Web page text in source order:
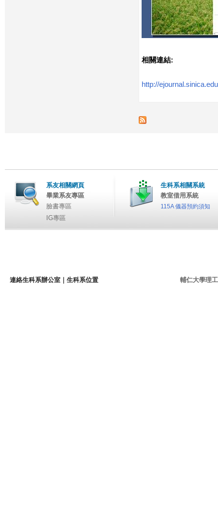
相關連結:
http://
系友相關網頁
畢業系友專區
臉書專區
IG專區
生科系相關系統
教室借用系統
115A 儀器預約須知
連絡生科系辦公室 ｜ 生科系位置 輔仁大學理